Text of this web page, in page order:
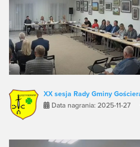
XX sesja Rady Gminy
Data nagrania: 2025-11-27